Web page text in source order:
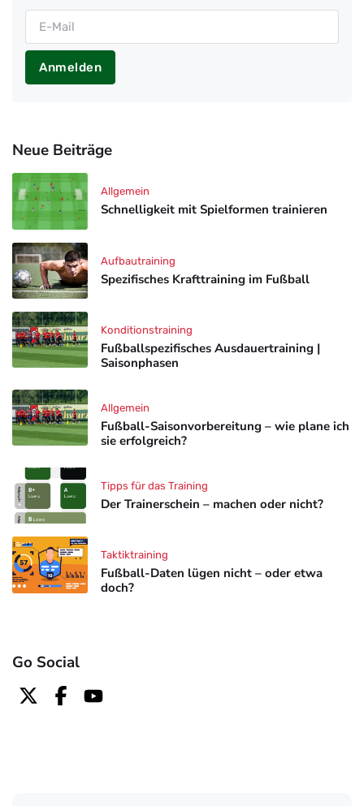
Anmelden
Neue Beiträge
Schnelligkeit mit Spielformen trainieren
Allgemein
Spezifisches Krafttraining im Fußball
Aufbautraining
Fußballspezifisches Ausdauertraining |
Saisonphasen
Konditionstraining
Fußball-Saisonvorbereitung – wie plane ich
sie erfolgreich?
Allgemein
Der Trainerschein – machen oder nicht?
Tipps für das Training
Fußball-Daten lügen nicht – oder etwa
doch?
Taktiktraining
Go Social